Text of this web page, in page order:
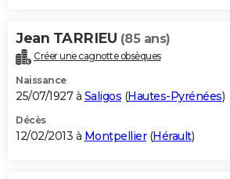
Jean TARRIEU (85 ans)
Créer une cagnotte obsèques
Naissance
25/07/1927 à Saligos (Hautes-Pyrénées)
Décès
12/02/2013 à Montpellier(Hérault)